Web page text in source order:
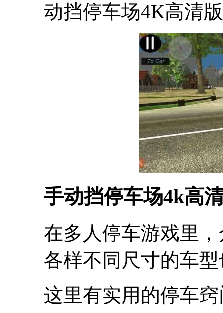
动挡停车场4K高清
手动挡停车场4k高
在多人停车游戏里
各样不同尺寸的车
这里有实用的停车